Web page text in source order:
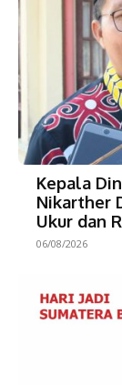
Kepala
Nikarther
Ukur dan
06/08/2026